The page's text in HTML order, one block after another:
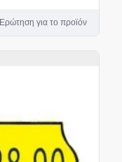
Ερώτηση για το προϊόν